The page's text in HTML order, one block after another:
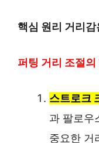
핵심 원리 거리감
퍼팅 거리 조절의
스트로크
과 팔로우
중요한 거